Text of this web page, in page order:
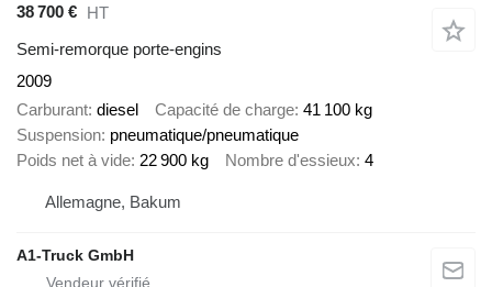
38 700 € HT
Semi-remorque porte-engins
2009
Carburant diesel Capacité de charge 41 100 kg
Suspension pneumatique/pneumatique
Poids net à vide 22 900 kg Nombre d'essieux 4
Allemagne, Bakum
A1-Truck GmbH